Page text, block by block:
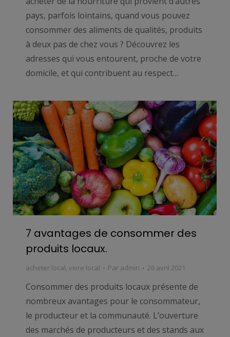
pays, parfois lointains, quand vous pouvez
consommer des aliments de qualités, produits
à deux pas de chez vous ? Découvrez les
adresses qui vous entourent, proche de votre
domicile, et qui contribuent au respect…
7 avantages de consommer des
produits locaux.
acheter local, vivre local Par admin 26 avril 2021
Consommer des produits locaux présente de
nombreux avantages pour le consommateur,
le producteur et la communauté. L’ouverture
des marchés de producteurs et des stands aux